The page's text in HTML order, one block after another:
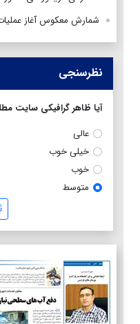
شمارش معکوس آغاز
نظرسنجی
آیا ظاهر گرافیکی سایت
عالی
خیلی خوب
خوب
متوسط